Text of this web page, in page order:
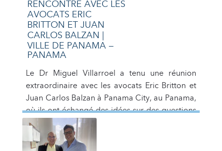
RENCONTRE AVEC LES
AVOCATS ERIC
BRITTON ET JUAN
CARLOS BALZAN |
VILLE DE PANAMA –
PANAMA
Le Dr Miguel Villarroel a tenu une réunion
extraordinaire avec les avocats Eric Britton et
Juan Carlos Balzan à Panama City, au Panama,
où ils ont échangé des idées sur des questions
juridiques vénézuéliennes et panaméennes.